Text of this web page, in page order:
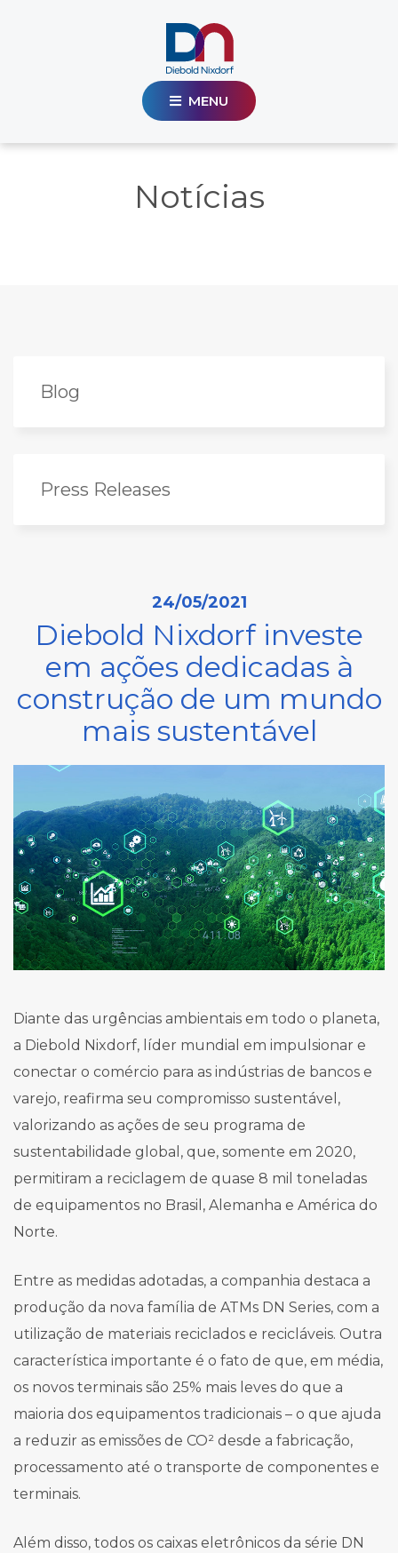
MENU
Notícias
Blog
Press Releases
24/05/2021
Diebold Nixdorf investe
em ações dedicadas à
construção de um mundo
mais sustentável
Diante das urgências ambientais em todo o planeta,
a Diebold Nixdorf, líder mundial em impulsionar e
conectar o comércio para as indústrias de bancos e
varejo, reafirma seu compromisso sustentável,
valorizando as ações de seu programa de
sustentabilidade global, que, somente em 2020,
permitiram a reciclagem de quase 8 mil toneladas
de equipamentos no Brasil, Alemanha e América do
Norte.
Entre as medidas adotadas, a companhia destaca a
produção da nova família de ATMs DN Series, com a
utilização de materiais reciclados e recicláveis. Outra
característica importante é o fato de que, em média,
os novos terminais são 25% mais leves do que a
maioria dos equipamentos tradicionais – o que ajuda
a reduzir as emissões de CO² desde a fabricação,
processamento até o transporte de componentes e
terminais.
Além disso, todos os caixas eletrônicos da série DN